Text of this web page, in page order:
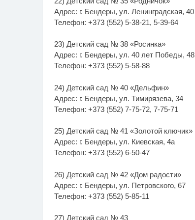
Адрес: г. Бендеры, ул. Ленинградская, 40
Телефон: +373 (552) 5-38-21, 5-39-64
23) Детский сад № 38 «Росинка»
Адрес: г. Бендеры, ул. 40 лет Победы, 48
Телефон: +373 (552) 5-58-88
24) Детский сад № 40 «Дельфин»
Адрес: г. Бендеры, ул. Тимирязева, 34
Телефон: +373 (552) 7-75-72, 7-75-71
25) Детский сад № 41 «Золотой ключик»
Адрес: г. Бендеры, ул. Киевская, 4а
Телефон: +373 (552) 6-50-47
26) Детский сад № 42 «Дом радости»
Адрес: г. Бендеры, ул. Петровского, 67
Телефон: +373 (552) 5-85-11
27) Детский сад № 43